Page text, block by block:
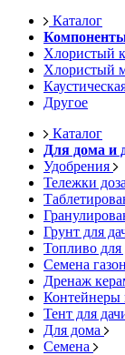
Каталог
Хлористый
Хлористый
Другое
Каталог
Для дома и
Удобрения
Тележки
Грунт для
Топливо для
Семена
Дренаж
Контейнеры
Тент для
Для дома
Семена